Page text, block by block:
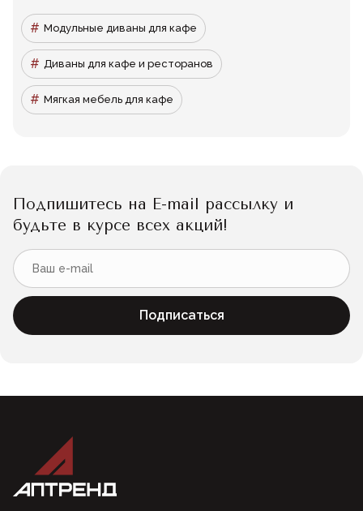
Модульные диваны для кафе
Диваны для кафе и ресторанов
Мягкая мебель для кафе
Подпишитесь на E-mail рассылку и
будьте в курсе всех акций!
Подписаться